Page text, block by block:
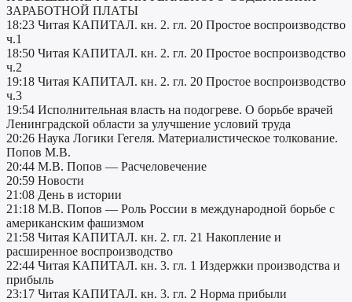
ЗАРАБОТНОЙ ПЛАТЫ
18:23 Читая КАПИТАЛ. кн. 2. гл. 20 Простое воспроизводство
ч.1
18:50 Читая КАПИТАЛ. кн. 2. гл. 20 Простое воспроизводство
ч.2
19:18 Читая КАПИТАЛ. кн. 2. гл. 20 Простое воспроизводство
ч.3
19:54 Исполнительная власть на подогреве. О борьбе врачей
Ленинградской области за улучшение условий труда
20:26 Наука Логики Гегеля. Материалистическое толкование.
Попов М.В.
20:44 М.В. Попов — Расчеловечение
20:59 Новости
21:08 День в истории
21:18 М.В. Попов — Роль России в международной борьбе с
американским фашизмом
21:58 Читая КАПИТАЛ. кн. 2. гл. 21 Накопление и
расширенное воспроизводство
22:44 Читая КАПИТАЛ. кн. 3. гл. 1 Издержки производства и
прибыль
23:17 Читая КАПИТАЛ. кн. 3. гл. 2 Норма прибыли